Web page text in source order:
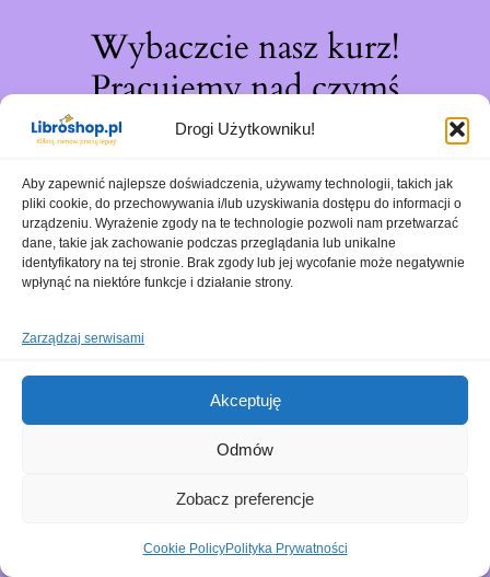
Drogi Użytkowniku!
Aby zapewnić najlepsze doświadczenia, używamy technologii, takich jak
pliki cookie, do przechowywania i/lub uzyskiwania dostępu do informacji o
urządzeniu. Wyrażenie zgody na te technologie pozwoli nam przetwarzać
dane, takie jak zachowanie podczas przeglądania lub unikalne
identyfikatory na tej stronie. Brak zgody lub jej wycofanie może negatywnie
wpłynąć na niektóre funkcje i działanie strony.
Zarządzaj serwisami
Akceptuję
Odmów
Zobacz preferencje
Cookie PolicyPolityka Prywatności
Wybaczcie nasz kurz!
Pracujemy nad czymś
niesamowitym – sprawdź
wkrótce!